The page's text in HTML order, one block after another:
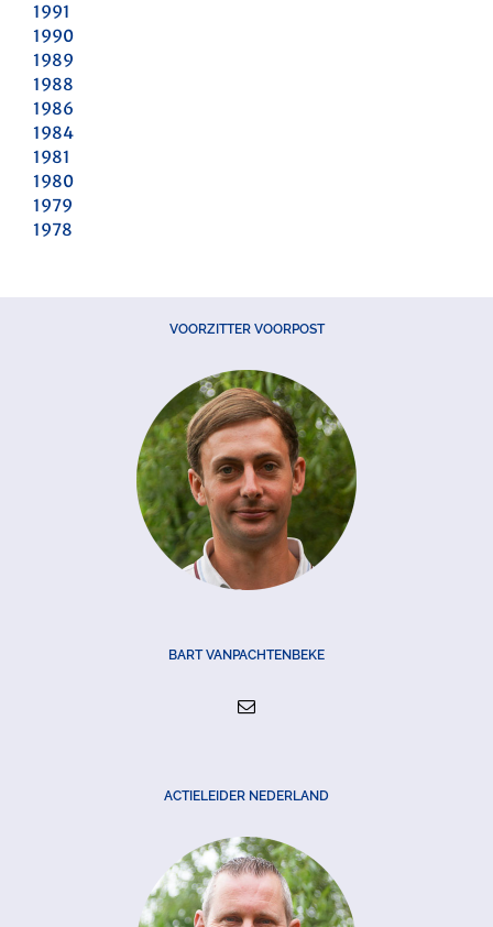
1991
1990
1989
1988
1986
1984
1981
1980
1979
1978
VOORZITTER VOORPOST
BART VANPACHTENBEKE
ACTIELEIDER NEDERLAND